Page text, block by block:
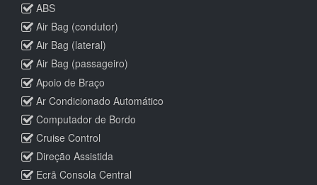
ABS
Air Bag (condutor)
Air Bag (lateral)
Air Bag (passageiro)
Apoio de Braço
Ar Condicionado Automático
Computador de Bordo
Cruise Control
Direção Assistida
Ecrã Consola Central